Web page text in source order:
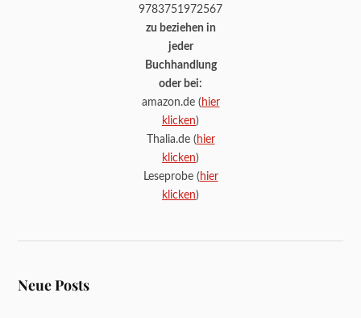
9783751972567
zu beziehen in
jeder
Buchhandlung
oder bei:
amazon.de ( hier
klicken)
Thalia.de ( hier
klicken)
Leseprobe ( hier
klicken)
Neue Posts